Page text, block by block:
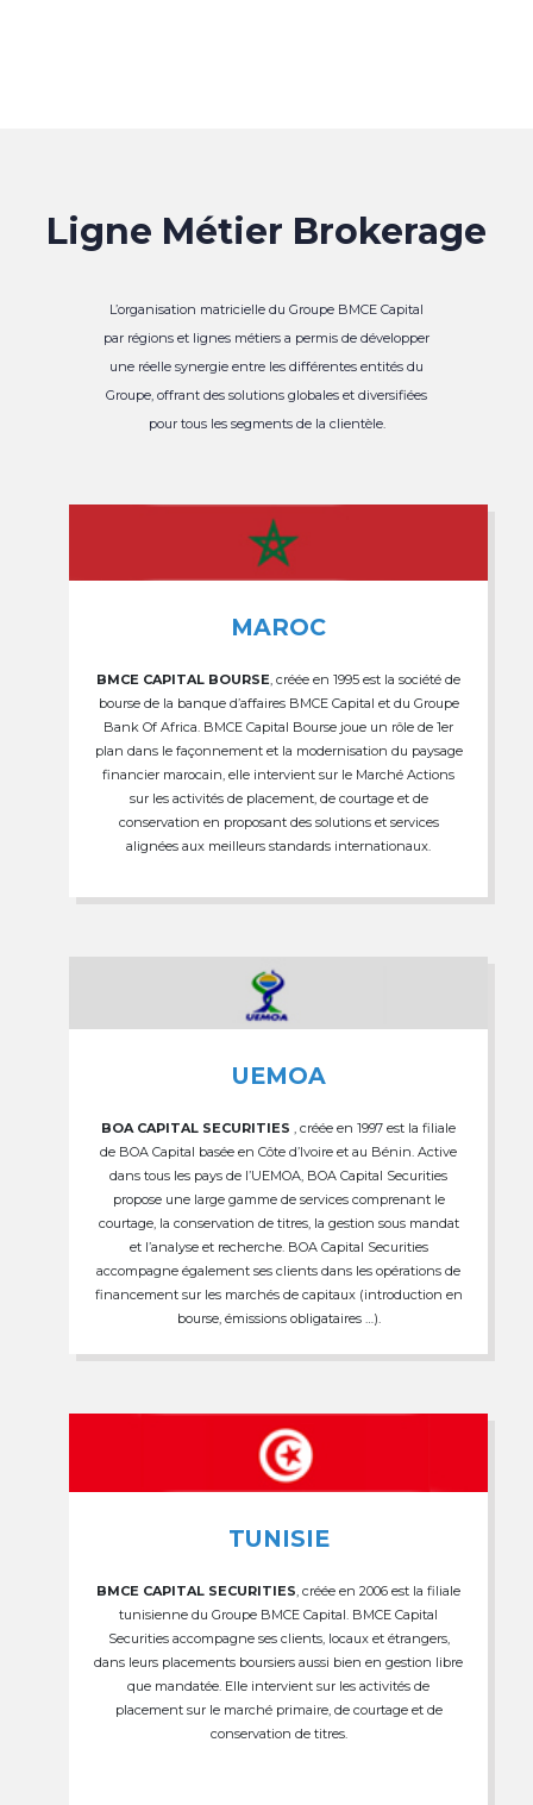
Ligne Métier Brokerage
L’organisation matricielle du Groupe BMCE Capital
par régions et lignes métiers a permis de développer
une réelle synergie entre les différentes entités du
Groupe, offrant des solutions globales et diversifiées
pour tous les segments de la clientèle.
MAROC
BMCE CAPITAL BOURSE , créée en 1995 est la société de
bourse de la banque d’affaires BMCE Capital et du Groupe
Bank Of Africa. BMCE Capital Bourse joue un rôle de 1er
plan dans le façonnement et la modernisation du paysage
financier marocain, elle intervient sur le Marché Actions
sur les activités de placement, de courtage et de
conservation en proposant des solutions et services
alignées aux meilleurs standards internationaux.
UEMOA
BOA CAPITAL SECURITIES , créée en 1997 est la filiale
de BOA Capital basée en Côte d’Ivoire et au Bénin. Active
dans tous les pays de l’UEMOA, BOA Capital Securities
propose une large gamme de services comprenant le
courtage, la conservation de titres, la gestion sous mandat
et l’analyse et recherche. BOA Capital Securities
accompagne également ses clients dans les opérations de
financement sur les marchés de capitaux (introduction en
bourse, émissions obligataires …).
TUNISIE
BMCE CAPITAL SECURITIES , créée en 2006 est la filiale
tunisienne du Groupe BMCE Capital. BMCE Capital
Securities accompagne ses clients, locaux et étrangers,
dans leurs placements boursiers aussi bien en gestion libre
que mandatée. Elle intervient sur les activités de
placement sur le marché primaire, de courtage et de
conservation de titres.